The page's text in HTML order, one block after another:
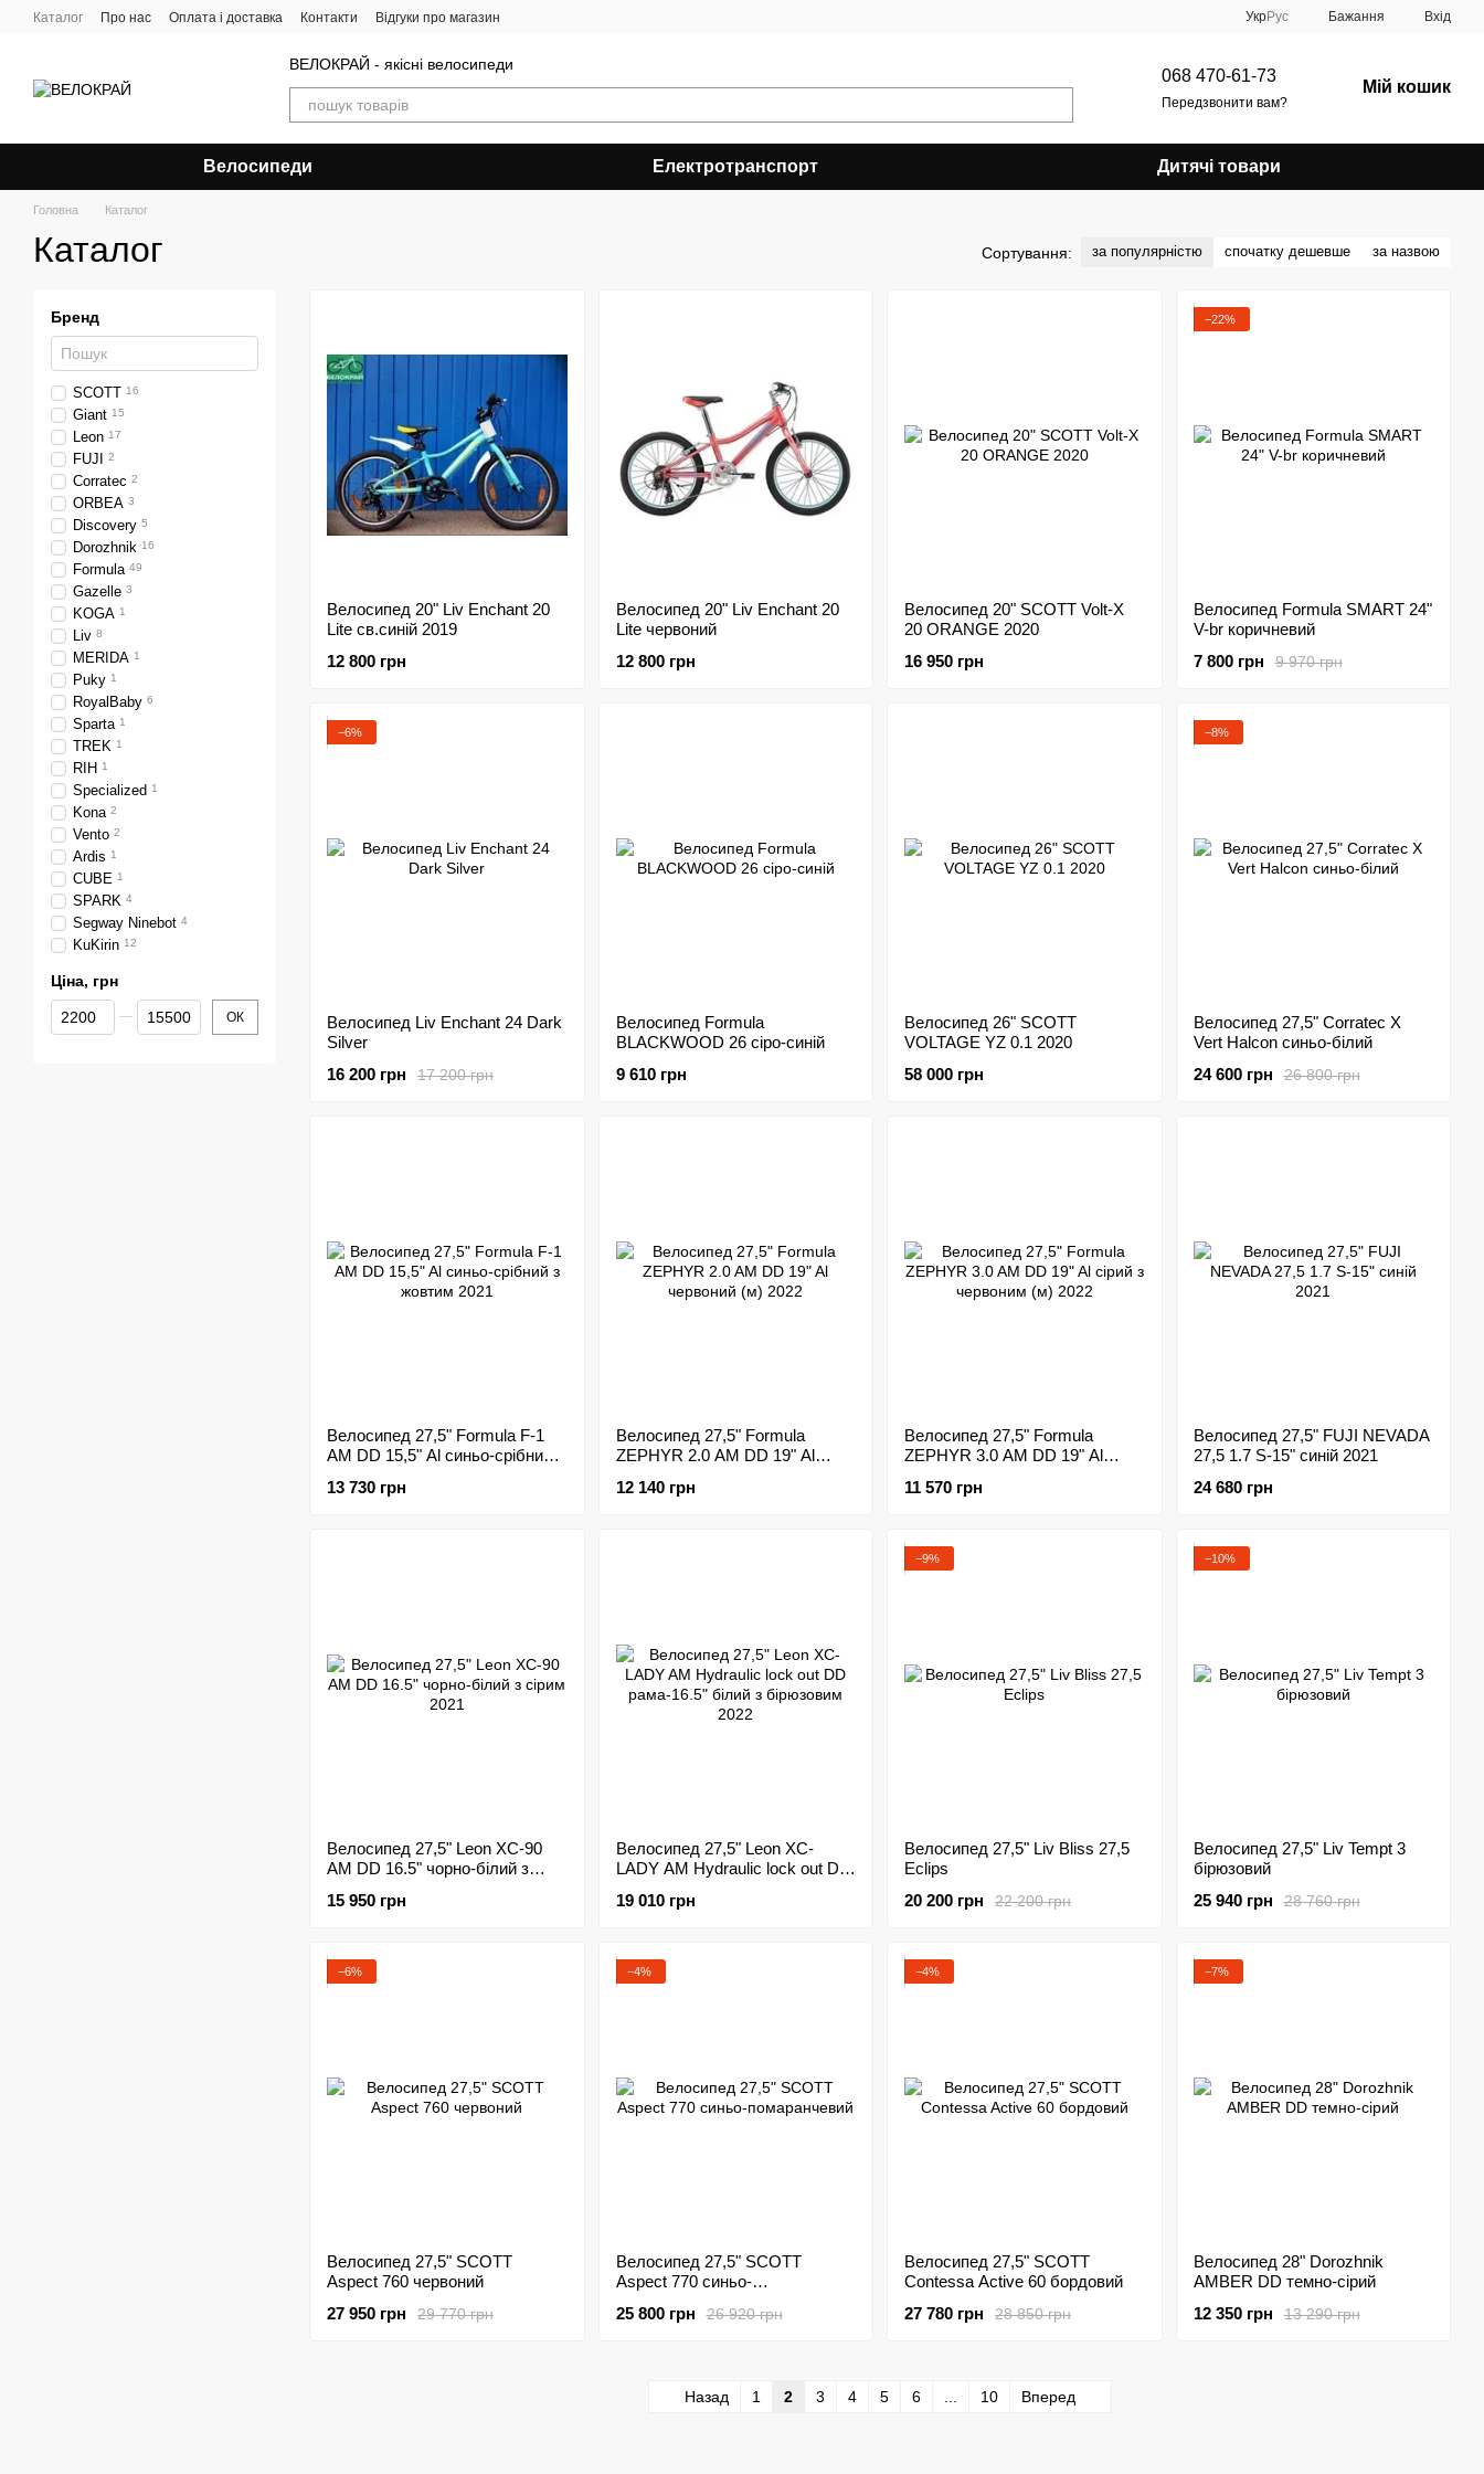
Перейти до основного контенту
Каталог Про нас Оплата і доставка Контакти Відгуки про магазин УкрРус Бажання Вхід
ВЕЛОКРАЙ - якісні велосипеди
068 470-61-73
Передзвонити вам?
Мій кошик
Велосипеди Електротранспорт Дитячі товари
Головна Каталог
Каталог Сортування: за популярністю спочатку дешевше за назвою
Велосипед 20" Liv Enchant 20
Lite св.синій 2019
12 800 грн
Велосипед 20" Liv Enchant 20
Lite червоний
12 800 грн
Велосипед 20" SCOTT Volt-X
20 ORANGE 2020
16 950 грн
−22%
Велосипед Formula SMART 24"
V-br коричневий
9 970 грн
7 800 грн
−6%
Велосипед Liv Enchant 24 Dark
Silver
17 200 грн
16 200 грн
Велосипед Formula
BLACKWOOD 26 сіро-синій
9 610 грн
Велосипед 26" SCOTT
VOLTAGE YZ 0.1 2020
58 000 грн
−8%
Велосипед 27,5" Corratec X
Vert Halcon синьо-білий
26 800 грн
24 600 грн
Велосипед 27,5" Formula F-1
AM DD 15,5" Al синьо-срібний з
13 730 грн
Велосипед 27,5" Formula
ZEPHYR 2.0 AM DD 19" Al
12 140 грн
Велосипед 27,5" Formula
ZEPHYR 3.0 AM DD 19" Al
11 570 грн
Велосипед 27,5" FUJI NEVADA
27,5 1.7 S-15" синій 2021
24 680 грн
Велосипед 27,5" Leon XC-90
AM DD 16.5" чорно-білий з
15 950 грн
Велосипед 27,5" Leon XC-
LADY AM Hydraulic lock out DD
2022
19 010 грн
−9%
Велосипед 27,5" Liv Bliss 27,5
Eclips
22 200 грн
20 200 грн
−10%
Велосипед 27,5" Liv Tempt 3
бірюзовий
28 760 грн
25 940 грн
−6%
Велосипед 27,5" SCOTT
Aspect 760 червоний
29 770 грн
27 950 грн
−4%
Велосипед 27,5" SCOTT
Aspect 770 синьо-
26 920 грн
25 800 грн
−4%
Велосипед 27,5" SCOTT
Contessa Active 60 бордовий
28 850 грн
27 780 грн
−7%
Велосипед 28" Dorozhnik
AMBER DD темно-сірий
13 290 грн
12 350 грн
Назад 1 2 3 4 5 6 10 Вперед
Бренд
SCOTT 16
Giant 15
Leon 17
FUJI 2
Corratec 2
ORBEA 3
Discovery 5
Dorozhnik 16
Formula 49
Gazelle 3
KOGA 1
Liv 8
MERIDA 1
Puky 1
RoyalBaby 6
Sparta 1
TREK 1
RIH 1
Specialized 1
Kona 2
Vento 2
Ardis 1
CUBE 1
SPARK 4
Segway Ninebot 4
KuKirin 12
Ціна, грн
Від Ціна, грн
До Ціна, грн ОК